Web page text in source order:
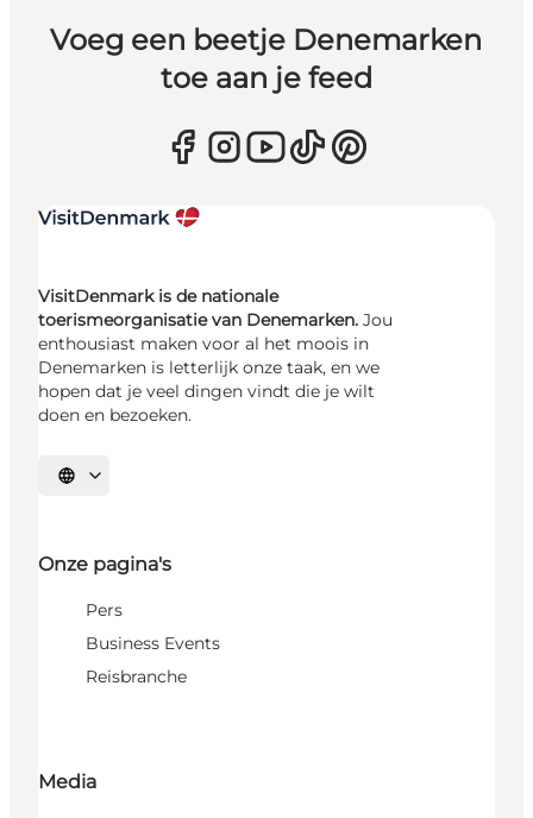
Voeg een beetje Denemarken
toe aan je feed
VisitDenmark is de nationale
toerismeorganisatie van Denemarken. Jou
enthousiast maken voor al het moois in
Denemarken is letterlijk onze taak, en we
hopen dat je veel dingen vindt die je wilt
doen en bezoeken.
Selecteer taal
Onze pagina's
Pers
Business Events
Reisbranche
Media